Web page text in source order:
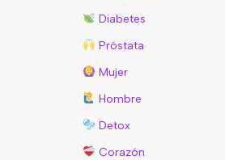
Diabetes
Próstata
Mujer
Hombre
Detox
Corazón